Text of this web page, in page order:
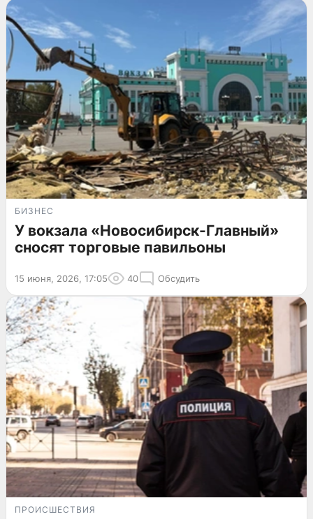
БИЗНЕС
У вокзала «Новосибирск-Главный»
сносят торговые павильоны
15 июня, 2026, 17:05 40 Обсудить
ПРОИСШЕСТВИЯ